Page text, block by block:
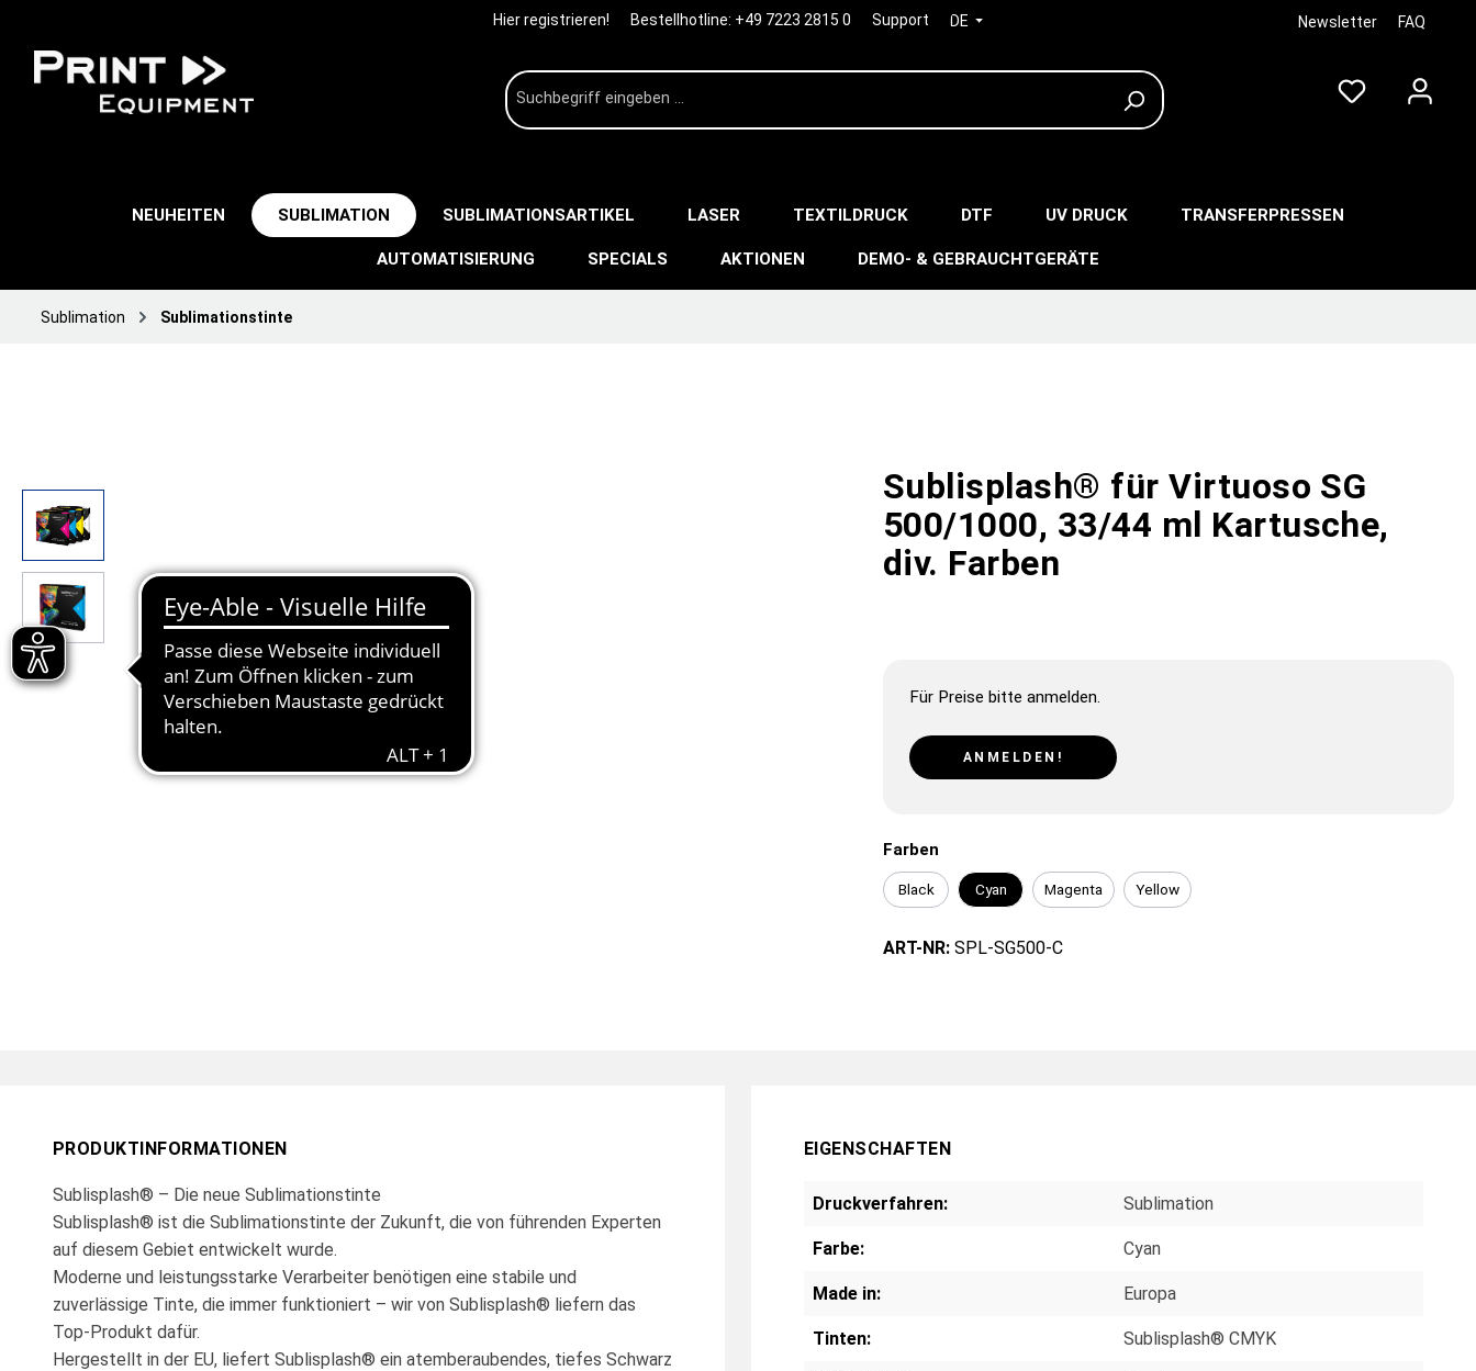
Hier registrieren! Bestellhotline: +49 7223 2815 0 Support DE Newsletter FAQ
NEUHEITEN SUBLIMATION SUBLIMATIONSARTIKEL LASER TEXTILDRUCK DTF UV DRUCK TRANSFERPRESSEN
AUTOMATISIERUNG SPECIALS AKTIONEN DEMO- & GEBRAUCHTGERÄTE
Sublimation Sublimationstinte
Sublisplash® für Virtuoso SG
500/1000, 33/44 ml Kartusche,
div. Farben
Für Preise bitte anmelden.
ANMELDEN!
Farben
Black Cyan Magenta Yellow
ART-NR: SPL-SG500-C
PRODUKTINFORMATIONEN
Sublisplash® – Die neue Sublimationstinte
Sublisplash® ist die Sublimationstinte der Zukunft, die von führenden Experten
auf diesem Gebiet entwickelt wurde.
Moderne und leistungsstarke Verarbeiter benötigen eine stabile und
zuverlässige Tinte, die immer funktioniert – wir von Sublisplash® liefern das
Top-Produkt dafür.
Hergestellt in der EU, liefert Sublisplash® ein atemberaubendes, tiefes Schwarz
EIGENSCHAFTEN
Druckverfahren: Sublimation
Farbe: Cyan
Made in: Europa
Tinten: Sublisplash® CMYK